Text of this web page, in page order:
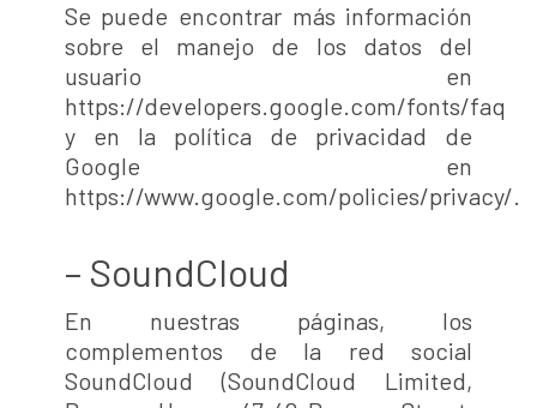
Se puede encontrar más información
sobre el manejo de los datos del
usuario en
https://developers.google.com/fonts/faq
y en la política de privacidad de
Google en
https://www.google.com/policies/privacy/.
– SoundCloud
En nuestras páginas, los
complementos de la red social
SoundCloud (SoundCloud Limited,